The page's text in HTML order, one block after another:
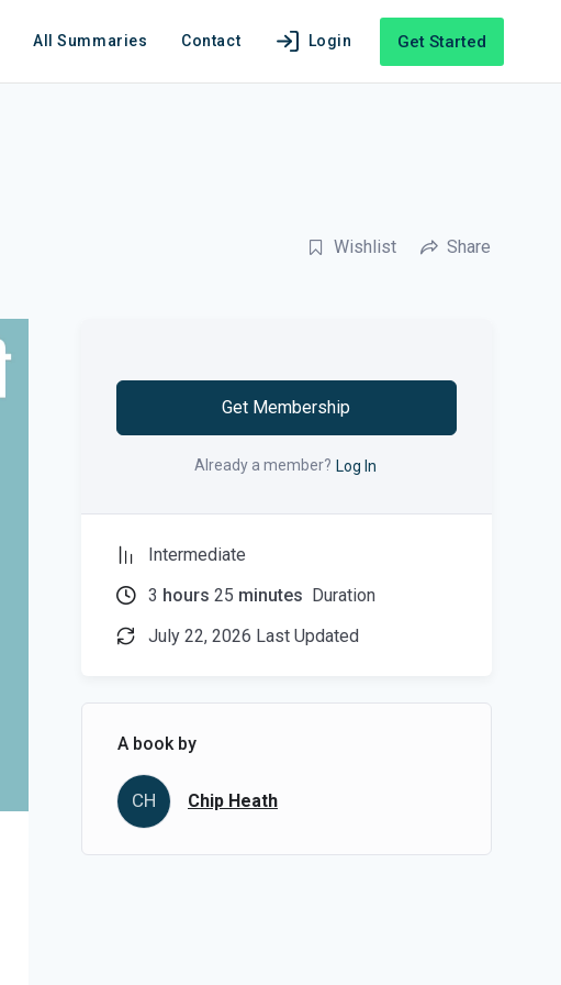
All Summaries Contact Login Get Started
Wishlist Share
Get Membership
Already a member? Log In
Intermediate
3 hours 25 minutes Duration
July 22, 2026 Last Updated
A book by
CH Chip Heath